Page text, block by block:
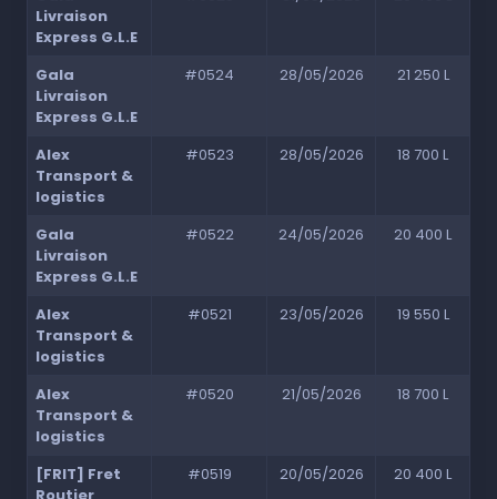
Livraison
Express G.L.E
Gala
Livraison
Express G.L.E
#0524 28/05/2026 21 250 L
Alex
Transport &
logistics
#0523 28/05/2026 18 700 L
Gala
Livraison
Express G.L.E
#0522 24/05/2026 20 400 L
Alex
Transport &
logistics
#0521 23/05/2026 19 550 L
Alex
Transport &
logistics
#0520 21/05/2026 18 700 L
[FRIT] Fret
#0519 20/05/2026 20 400 L